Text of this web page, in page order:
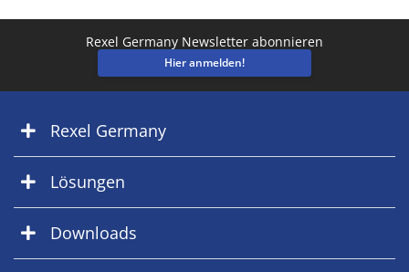
Rexel Germany Newsletter abonnieren
Hier anmelden!
Rexel Germany
Lösungen
Downloads